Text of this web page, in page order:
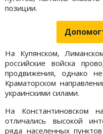
позиции.
На Купянском,
российские войска
продвижения, однако
Краматорском
украинскими силами.
На Константиновском
отличались высокой
ряда населенных